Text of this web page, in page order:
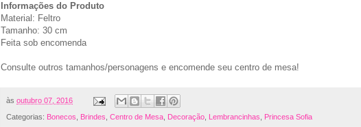
Informações do Produto
Material: Feltro
Tamanho: 30 cm
Feita sob encomenda
Consulte outros tamanhos/personagens e encomende seu centro de mesa!
às outubro 07, 2016
Categorias: Bonecos, Brindes, Centro de Mesa, Decoração, Lembrancinhas, Princesa Sofia